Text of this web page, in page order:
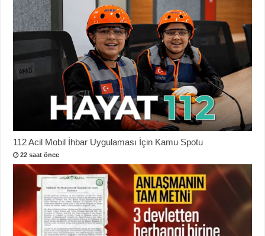
112 Acil Mobil İhbar Uygulaması İçin Kamu Spotu
22 saat önce